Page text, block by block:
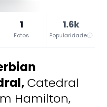
1
Fotos
1.6k
Popularidade
, Catedral
Hamilton,